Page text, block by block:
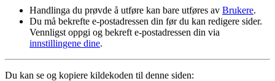
Handlinga du prøvde å utføre kan bare utføres av Brukere.
Du må bekrefte e-postadressen din før du kan redigere sider.
Vennligst oppgi og bekreft e-postadressen din via
innstillingene dine.
Du kan se og kopiere kildekoden til denne siden: